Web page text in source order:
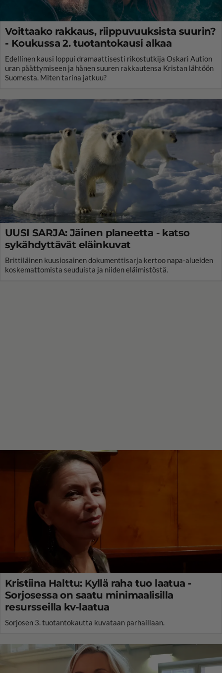
Voittaako rakkaus, riippuvuuksista suurin?
- Koukussa 2. tuotantokausi alkaa
Edellinen kausi loppui dramaattisesti rikostutkija Oskari Aution
uran päättymiseen ja hänen suuren rakkautensa Kristan lähtöön
Suomesta. Miten tarina jatkuu?
UUSI SARJA: Jäinen planeetta - katso
sykähdyttävät eläinkuvat
Brittiläinen kuusiosainen dokumenttisarja kertoo napa-alueiden
koskemattomista seuduista ja niiden eläimistöstä.
Kristiina Halttu: Kyllä raha tuo laatua -
Sorjosessa on saatu minimaalisilla
resursseilla kv-laatua
Sorjosen 3. tuotantokautta kuvataan parhaillaan.